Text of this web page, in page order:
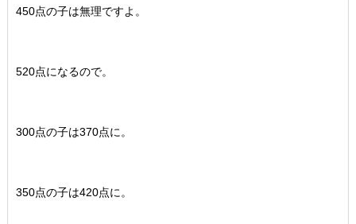
450点の子は無理ですよ。
520点になるので。
300点の子は370点に。
350点の子は420点に。